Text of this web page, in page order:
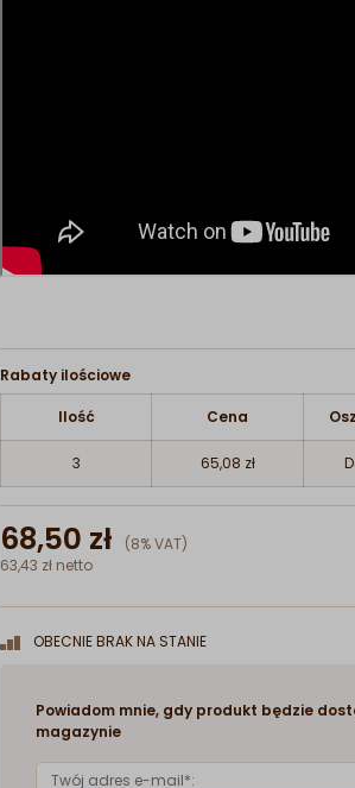
Rabaty ilościowe
Ilość Cena
3 65,08 zł
68,50 zł (8% VAT)
63,43 zł netto
OBECNIE BRAK NA STANIE
Powiadom mnie, gdy produkt będzie
magazynie